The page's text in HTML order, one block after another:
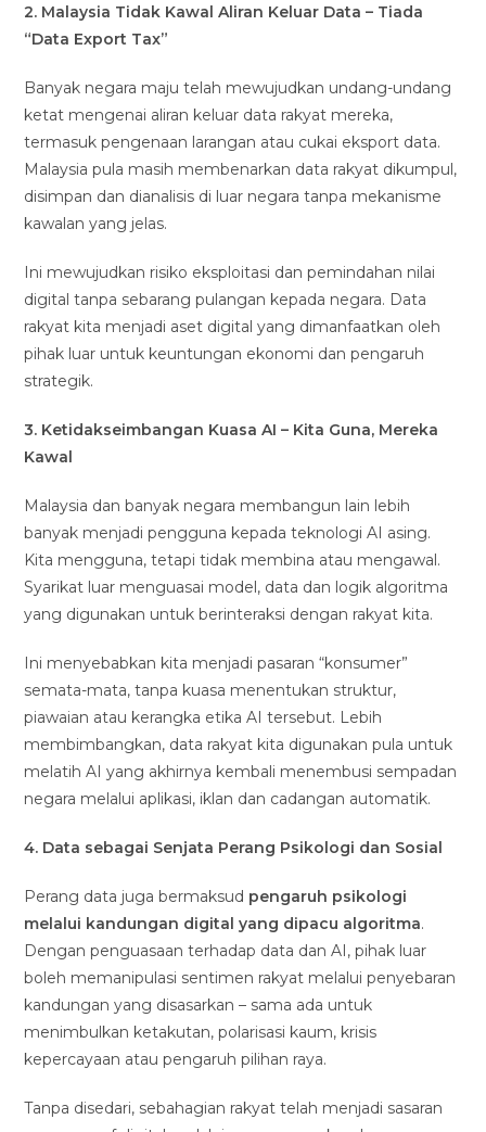
2. Malaysia Tidak Kawal Aliran Keluar Data – Tiada
“Data Export Tax”
Banyak negara maju telah mewujudkan undang-undang
ketat mengenai aliran keluar data rakyat mereka,
termasuk pengenaan larangan atau cukai eksport data.
Malaysia pula masih membenarkan data rakyat dikumpul,
disimpan dan dianalisis di luar negara tanpa mekanisme
kawalan yang jelas.
Ini mewujudkan risiko eksploitasi dan pemindahan nilai
digital tanpa sebarang pulangan kepada negara. Data
rakyat kita menjadi aset digital yang dimanfaatkan oleh
pihak luar untuk keuntungan ekonomi dan pengaruh
strategik.
3. Ketidakseimbangan Kuasa AI – Kita Guna, Mereka
Kawal
Malaysia dan banyak negara membangun lain lebih
banyak menjadi pengguna kepada teknologi AI asing.
Kita mengguna, tetapi tidak membina atau mengawal.
Syarikat luar menguasai model, data dan logik algoritma
yang digunakan untuk berinteraksi dengan rakyat kita.
Ini menyebabkan kita menjadi pasaran “konsumer”
semata-mata, tanpa kuasa menentukan struktur,
piawaian atau kerangka etika AI tersebut. Lebih
membimbangkan, data rakyat kita digunakan pula untuk
melatih AI yang akhirnya kembali menembusi sempadan
negara melalui aplikasi, iklan dan cadangan automatik.
4. Data sebagai Senjata Perang Psikologi dan Sosial
Perang data juga bermaksud pengaruh psikologi
melalui kandungan digital yang dipacu algoritma.
Dengan penguasaan terhadap data dan AI, pihak luar
boleh memanipulasi sentimen rakyat melalui penyebaran
kandungan yang disasarkan – sama ada untuk
menimbulkan ketakutan, polarisasi kaum, krisis
kepercayaan atau pengaruh pilihan raya.
Tanpa disedari, sebahagian rakyat telah menjadi sasaran